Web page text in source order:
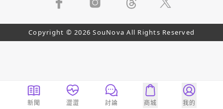
Copyright © 2026 SouNova All Rights Reserved
新聞 澀澀 討論 商城 我的